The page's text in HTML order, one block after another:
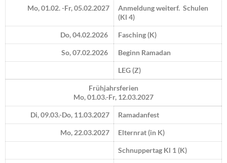
Mo, 01.02. -Fr, 05.02.2027
Anmeldung weiterf. Schulen
(Kl 4)
Do, 04.02.2026 Fasching (K)
So, 07.02.2026 Beginn Ramadan
LEG (Z)
Frühjahrsferien
Mo, 01.03.-Fr, 12.03.2027
Di, 09.03.-Do, 11.03.2027 Ramadanfest
Mo, 22.03.2027 Elternrat (in K)
Schnuppertag Kl 1 (K)